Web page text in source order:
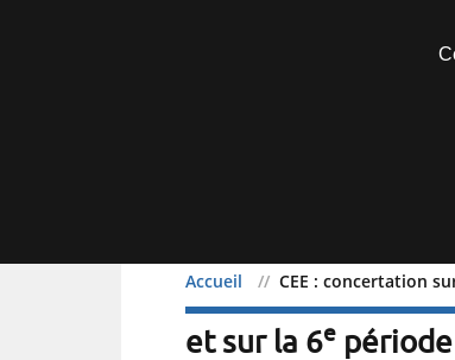
Accueil CEE : concertation
CEE :
et sur la 6e